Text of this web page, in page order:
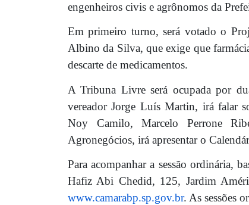
engenheiros civis e agrônomos da
Em primeiro turno, será votado o
Albino da Silva, que exige que
descarte de medicamentos.
A Tribuna Livre será ocupada por
vereador Jorge Luís Martin, irá falar
Noy Camilo, Marcelo Perrone
Agronegócios, irá apresentar o
Para acompanhar a sessão ordinária,
Hafiz Abi Chedid, 125, Jardim
www.camarabp.sp.gov.br. As sessões